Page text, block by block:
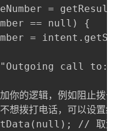
=
== null) {
=
call to:
的逻辑，例如阻止拨号
想拨打电话，可以设
// 取消